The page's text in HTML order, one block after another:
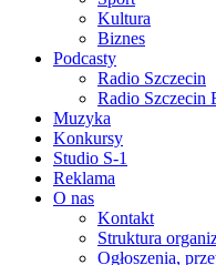
Kultura
Biznes
Podcasty
Radio Szczecin
Radio Szczecin
Muzyka
Konkursy
Studio S-1
Reklama
O nas
Kontakt
Struktura
Ogłoszenia,